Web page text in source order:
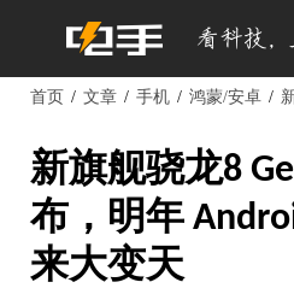
首页 文章 手机 鸿蒙/安卓
新旗舰骁龙8
布，明年
来大变天